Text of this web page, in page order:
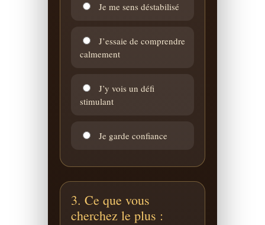
Je me sens déstabilisé
J’essaie de comprendre
calmement
J’y vois un défi
stimulant
Je garde confiance
3. Ce que vous
cherchez le plus :